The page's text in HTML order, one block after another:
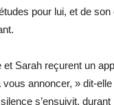
pour lui, et de
Sarah reçurent un
vous annoncer, » dit-elle
s’ensuivit, durant